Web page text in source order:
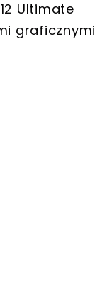
Ultimate
graficznymi